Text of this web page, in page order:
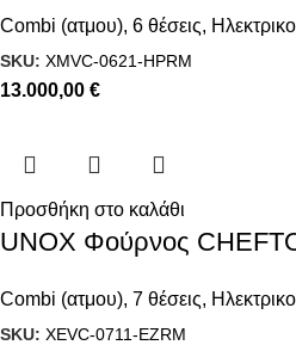
Combi (ατμου), 6 θέσεις,
SKU: XMVC-0621-HPRM
13.000,00 €
Προσθήκη στο καλάθι
UNOX Φούρνος
Combi (ατμου), 7 θέσεις,
SKU: XEVC-0711-EZRM